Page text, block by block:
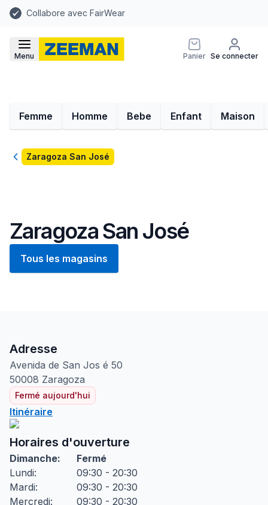
Collabore avec FairWear
Menu Panier Se connecter
Femme Homme Bebe Enfant Maison
RetourZaragoza San José
Zaragoza San José
Tous les magasins
Adresse
Avenida de San Jos é 50
50008 Zaragoza
Fermé aujourd'hui
Itinéraire
Horaires d'ouverture
Dimanche:
Fermé
Lundi:
09:30 - 20:30
Mardi:
09:30 - 20:30
Mercredi:
09:30 - 20:30